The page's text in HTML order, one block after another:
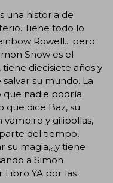
una historia de
Tiene todo lo
Rowell... pero
Snow es el
diecisiete años y
su mundo. La
que nadie podría
que dice Baz, su
vampiro y gilipollas,
del tiempo,
su magia,¿y tiene
a Simon
Libro YA por las